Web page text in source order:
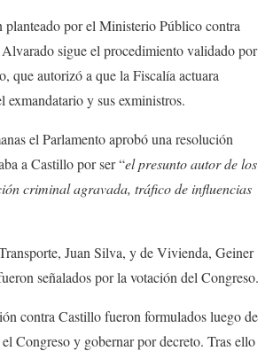
por el Ministerio Público contra
sigue el procedimiento validado por
que autorizó a que la Fiscalía actuara
exmandatario y sus exministros.
el Parlamento aprobó una resolución
a Castillo por ser “el presunto autor de los
criminal agravada, tráfico de influencias
Juan Silva, y de Vivienda, Geiner
señalados por la votación del Congreso.
contra Castillo fueron formulados luego de
Congreso y gobernar por decreto. Tras ello